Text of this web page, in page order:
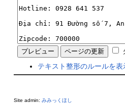
テキスト整形のルールを表
Site admin: みみっくほし